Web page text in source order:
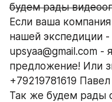
будем рады
Если ваша
нашей экспедиции
upsyaa@gmail.com
предложение! Или
+79219781619 Павел
Так же будем рады